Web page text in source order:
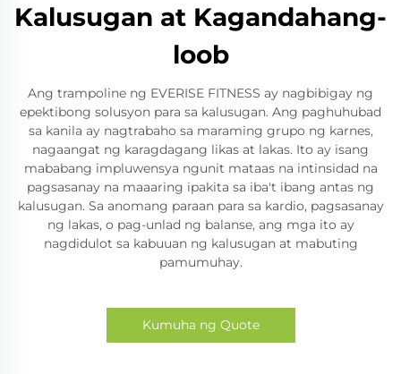
Kalusugan at Kagandahang-
loob
Ang trampoline ng EVERISE FITNESS ay nagbibigay ng
epektibong solusyon para sa kalusugan. Ang paghuhubad
sa kanila ay nagtrabaho sa maraming grupo ng karnes,
nagaangat ng karagdagang likas at lakas. Ito ay isang
mababang impluwensya ngunit mataas na intinsidad na
pagsasanay na maaaring ipakita sa iba't ibang antas ng
kalusugan. Sa anomang paraan para sa kardio, pagsasanay
ng lakas, o pag-unlad ng balanse, ang mga ito ay
nagdidulot sa kabuuan ng kalusugan at mabuting
pamumuhay.
Kumuha ng Quote